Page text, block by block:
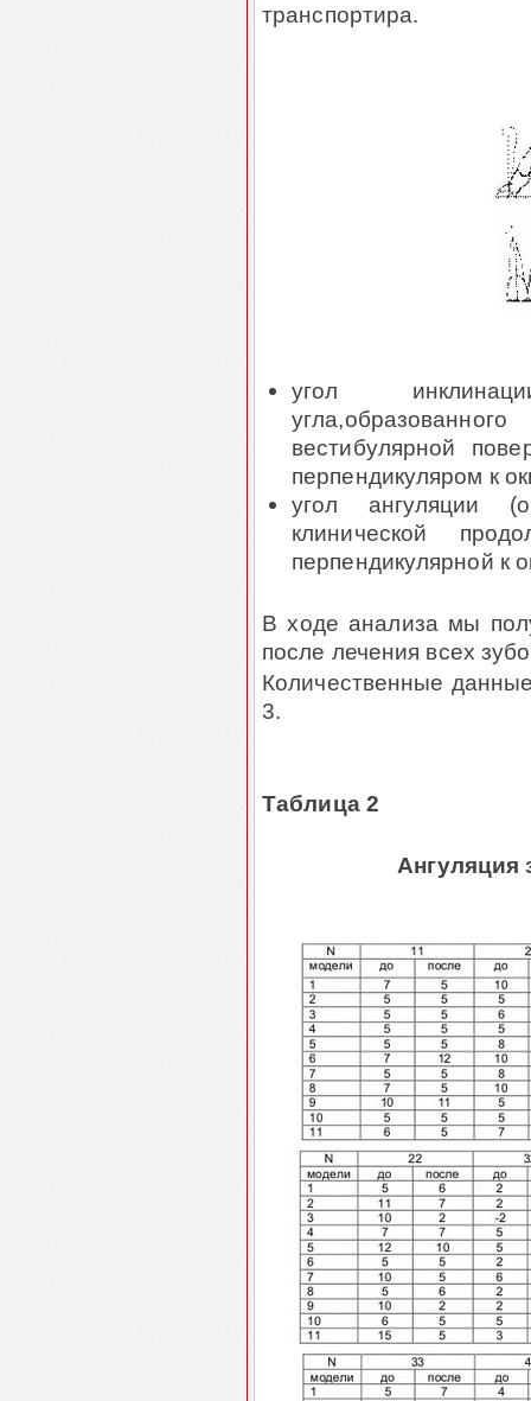
транспортира.
угол
вестибулярной
перпендикуляром к
угол ангуляции
клинической
перпендикулярной к
В ходе анализа мы
после лечения всех
Количественные
3.
Таблица 2
Ангуляция